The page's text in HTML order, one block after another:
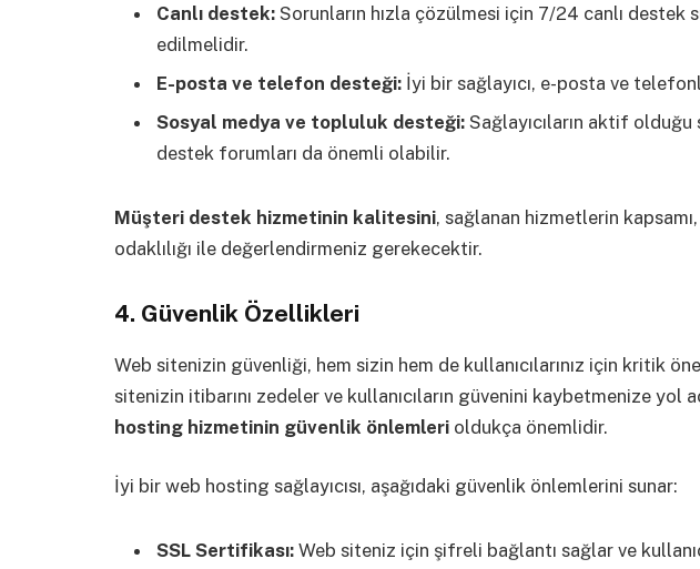
Canlı destek: Sorunların hızla çözülmesi için 7/24 canlı destek
edilmelidir.
E-posta ve telefon desteği: İyi bir sağlayıcı, e-posta ve
Sosyal medya ve topluluk desteği: Sağlayıcıların aktif
destek forumları da önemli olabilir.
Müşteri destek hizmetinin kalitesini, sağlanan hizmetlerin
odaklılığı ile değerlendirmeniz gerekecektir.
4. Güvenlik Özellikleri
Web sitenizin güvenliği, hem sizin hem de kullanıcılarınız için kritik
sitenizin itibarını zedeler ve kullanıcıların güvenini kaybetmenize yol
hosting hizmetinin güvenlik önlemleri oldukça önemlidir.
İyi bir web hosting sağlayıcısı, aşağıdaki güvenlik önlemlerini sunar:
SSL Sertifikası: Web siteniz için şifreli bağlantı sağlar ve